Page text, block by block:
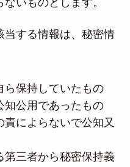
当する情報は、秘密情
ら保持していたもの
知公用であったもの
によらないで公知又
第三者から秘密保持義